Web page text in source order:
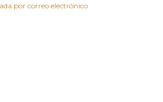
por correo electrónico